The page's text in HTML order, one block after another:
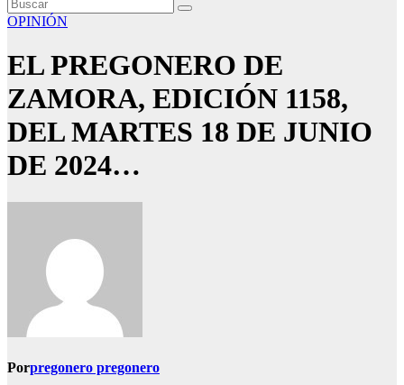
OPINIÓN
EL PREGONERO DE
ZAMORA, EDICIÓN 1158,
DEL MARTES 18 DE JUNIO
DE 2024…
Porpregonero pregonero